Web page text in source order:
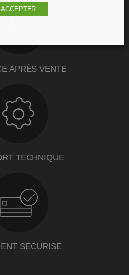
APRÈS VENTE
TECHNIQUE
SÉCURISÉ
ACCEPTER